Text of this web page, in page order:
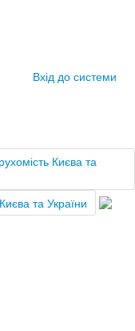
Вхід до системи